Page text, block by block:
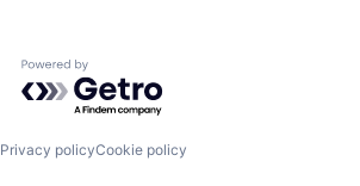
Powered by Getro.com
Privacy policyCookie policy